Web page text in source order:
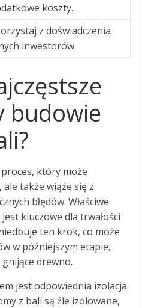
koszty.
z doświadczenia
inwestorów.
budowie
który może
także wiąże się z
błędów. Właściwe
kluczowe dla trwałości
ten krok, co może
w późniejszym etapie,
drewno.
jest odpowiednia izolacja.
z bali są źle izolowane,